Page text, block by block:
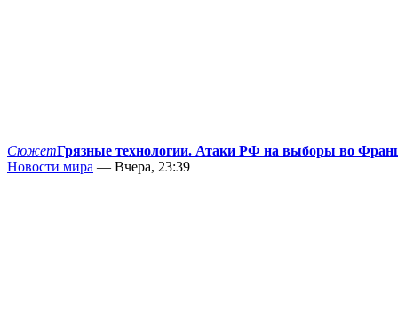
СюжетГрязные технологии. Атаки РФ на выборы во
Новости мира — Вчера, 23:39